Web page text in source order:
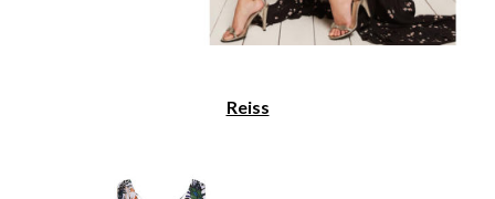
Reiss